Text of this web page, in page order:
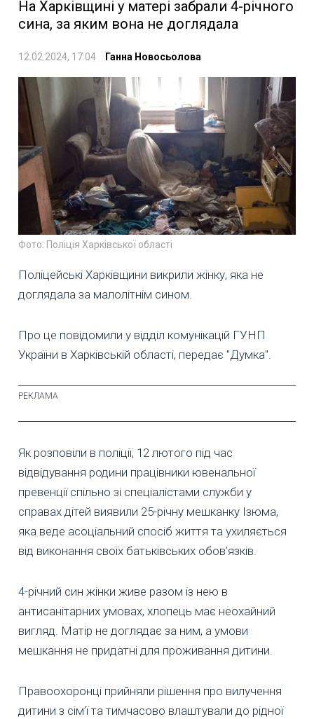
На Харківщині у матері забрали 4-річного
сина, за яким вона не доглядала
12.02.2024, 17:04 Ганна Новосьолова
Фото: Поліція Харківської області
Поліцейські Харківщини викрили жінку, яка не
доглядала за малолітнім сином.
Про це повідомили у відділ комунікацій ГУНП
України в Харківській області, передає "Думка".
Як розповіли в поліції, 12 лютого під час
відвідування родини працівники ювенальної
превенції спільно зі спеціалістами служби у
справах дітей виявили 25-річну мешканку Ізюма,
яка веде асоціальний спосіб життя та ухиляється
від виконання своїх батьківських обов’язків.
4-річний син жінки живе разом із нею в
антисанітарних умовах, хлопець має неохайний
вигляд. Матір не доглядає за ним, а умови
мешкання не придатні для проживання дитини.
Правоохоронці прийняли рішення про вилучення
дитини з сім’ї та тимчасово влаштували до рідної